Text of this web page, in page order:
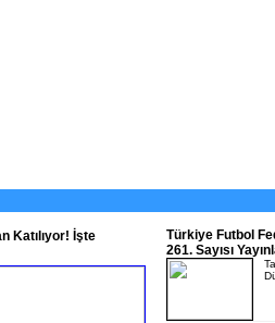
Katılıyor! İşte
Türkiye Futbol
261. Sayısı